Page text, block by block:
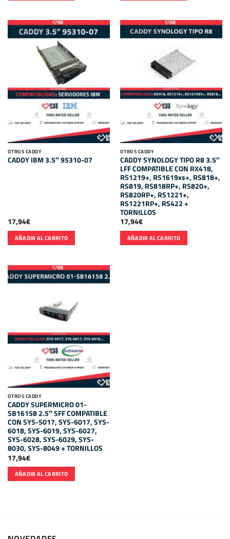
OTROS CADDY
CADDY IBM 3.5″ 95310-07
17,94€
AÑADIR AL CARRITO
OTROS CADDY
CADDY SYNOLOGY TIPO R8 3.5″
LFF COMPATIBLE CON RX418,
RS1219+, RS1619xs+, RS818+,
RS819, RS818RP+, RS820+,
RS820RP+, RS1221+,
RS1221RP+, RS422 +
TORNILLOS
17,94€
AÑADIR AL CARRITO
OTROS CADDY
CADDY SUPERMICRO 01-
SB16158 2.5″ SFF COMPATIBLE
CON SYS-5017, SYS-6017, SYS-
6018, SYS-6019, SYS-6027,
SYS-6028, SYS-6029, SYS-
8030, SYS-8049 + TORNILLOS
17,94€
AÑADIR AL CARRITO